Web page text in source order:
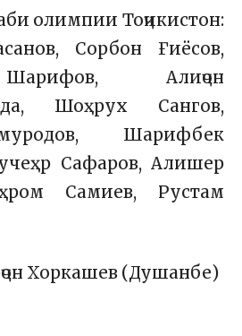
олимпии Тоҷикистон:
Сорбон Ғиёсов,
Алиҷон
Шоҳрух Сангов,
Шарифбек
Сафаров, Алишер
Самиев, Рустам
Хоркашев (Душанбе)